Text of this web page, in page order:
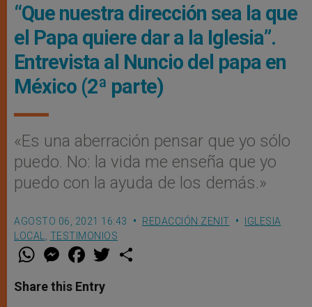
“Que nuestra dirección sea la que
el Papa quiere dar a la Iglesia”.
Entrevista al Nuncio del papa en
México (2ª parte)
«Es una aberración pensar que yo sólo
puedo. No: la vida me enseña que yo
puedo con la ayuda de los demás.»
AGOSTO 06, 2021 16:43 REDACCIÓN ZENIT
IGLESIA
LOCAL
TESTIMONIOS
W
t
s
M
e
s
e
F
a
e
b
w
Share this Entry